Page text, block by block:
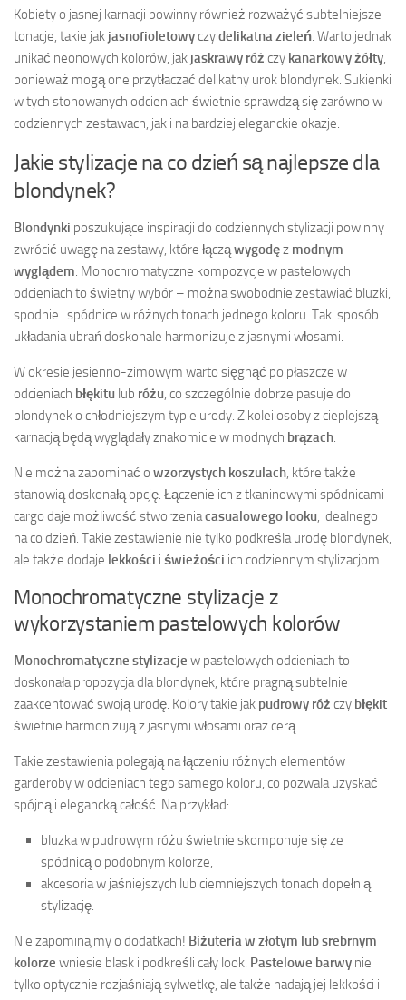
Kobiety o jasnej karnacji powinny również rozważyć subtelniejsze
tonacje, takie jak jasnofioletowyczydelikatna zieleń. Warto jednak
unikać neonowych kolorów, jak jaskrawy róż czy kanarkowy żółty,
ponieważ mogą one przytłaczać delikatny urok blondynek. Sukienki
w tych stonowanych odcieniach świetnie sprawdzą się zarówno w
codziennych zestawach, jak i na bardziej eleganckie okazje.
Jakie stylizacje na co dzień są najlepsze dla
blondynek?
Blondynki poszukujące inspiracji do codziennych stylizacji powinny
zwrócić uwagę na zestawy, które łącząwygodęz modnym
wyglądem. Monochromatyczne kompozycje w pastelowych
odcieniach to świetny wybór – można swobodnie zestawiać bluzki,
spodnie i spódnice w różnych tonach jednego koloru. Taki sposób
układania ubrań doskonale harmonizuje z jasnymi włosami.
W okresie jesienno-zimowym warto sięgnąć po płaszcze w
odcieniach błękitu lub różu, co szczególnie dobrze pasuje do
blondynek o chłodniejszym typie urody. Z kolei osoby z cieplejszą
karnacją będą wyglądały znakomicie w modnych brązach.
Nie można zapominać o wzorzystych koszulach, które także
stanowią doskonałą opcję. Łączenie ich z tkaninowymi spódnicami
cargo daje możliwość stworzeniacasualowego looku, idealnego
na co dzień. Takie zestawienie nie tylko podkreśla urodę blondynek,
ale także dodaje lekkości i świeżości ich codziennym stylizacjom.
Monochromatyczne stylizacje z
wykorzystaniem pastelowych kolorów
Monochromatyczne stylizacje w pastelowych odcieniach to
doskonała propozycja dla blondynek, które pragną subtelnie
zaakcentować swoją urodę. Kolory takie jak pudrowy róż czy błękit
świetnie harmonizują z jasnymi włosami oraz cerą.
Takie zestawienia polegają na łączeniu różnych elementów
garderoby w odcieniach tego samego koloru, co pozwala uzyskać
spójną i elegancką całość. Na przykład:
bluzka w pudrowym różu świetnie skomponuje się ze
spódnicą o podobnym kolorze,
akcesoria w jaśniejszych lub ciemniejszych tonach dopełnią
stylizację.
Nie zapominajmy o dodatkach! Biżuteria w złotym lub srebrnym
kolorze wniesie blask i podkreśli cały look. Pastelowe barwy nie
tylko optycznie rozjaśniają sylwetkę, ale także nadają jej lekkości i